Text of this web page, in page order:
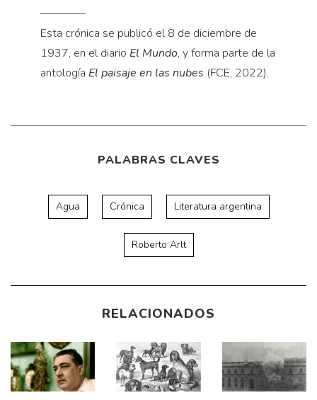
————
Esta crónica se publicó el 8 de diciembre de
1937, en el diario El Mundo, y forma parte de la
antología El paisaje en las nubes (FCE, 2022).
PALABRAS CLAVES
Agua Crónica Literatura argentina
Roberto Arlt
RELACIONADOS